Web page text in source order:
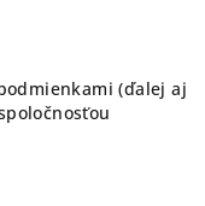
(ďalej aj